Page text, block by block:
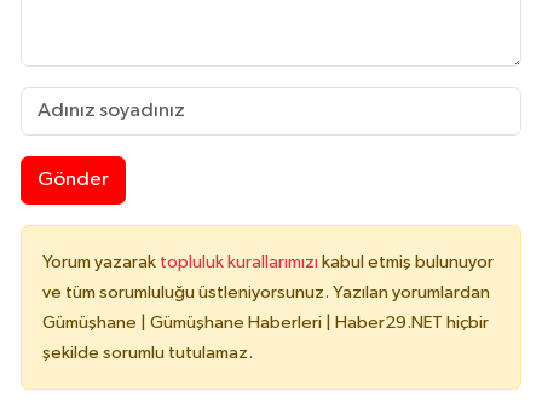
Gönder
Yorum yazarak topluluk kurallarımızı kabul etmiş bulunuyor
ve tüm sorumluluğu üstleniyorsunuz. Yazılan yorumlardan
Gümüşhane | Gümüşhane Haberleri | Haber29.NET hiçbir
şekilde sorumlu tutulamaz.